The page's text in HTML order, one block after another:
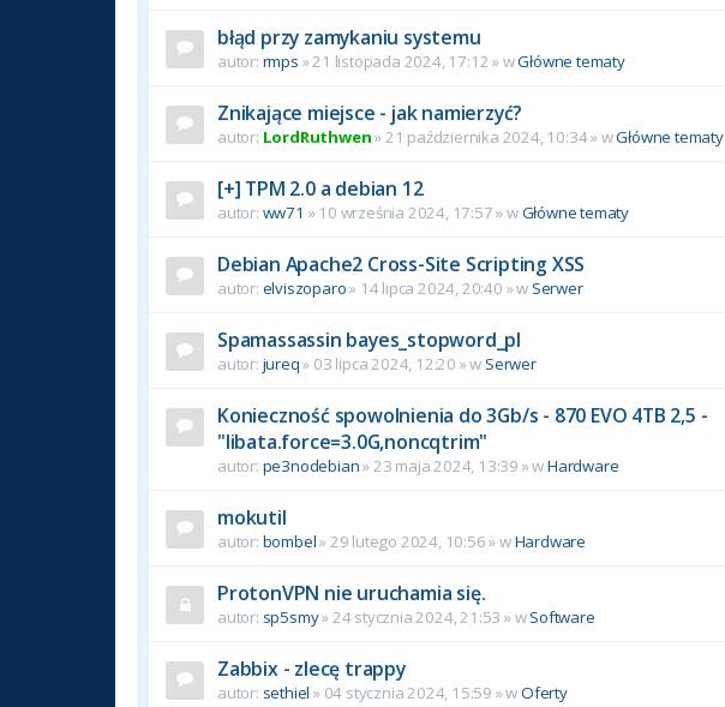
błąd przy zamykaniu systemu
autor: rmps »21 listopada 2024, 17:12» wGłówne tematy
Znikające miejsce - jak namierzyć?
autor: LordRuthwen»21 października 2024, 10:34» wGłówne tematy
[+] TPM 2.0 a debian 12
autor: ww71 » 10 września 2024, 17:57» wGłówne tematy
Debian Apache2 Cross-Site Scripting XSS
autor: elviszoparo» 14 lipca 2024, 20:40 » w Serwer
Spamassassin bayes_stopword_pl
autor: jureq» 03 lipca 2024, 12:20 » w Serwer
Konieczność spowolnienia do 3Gb/s - 870 EVO 4TB 2,5 -
"libata.force=3.0G,noncqtrim"
autor: pe3nodebian»23 maja 2024, 13:39 » wHardware
mokutil
autor: bombel»29 lutego 2024, 10:56» wHardware
ProtonVPN nie uruchamia się.
autor: sp5smy»24 stycznia 2024, 21:53 » wSoftware
Zabbix - zlecę trappy
autor: sethiel » 04 stycznia 2024, 15:59 » wOferty